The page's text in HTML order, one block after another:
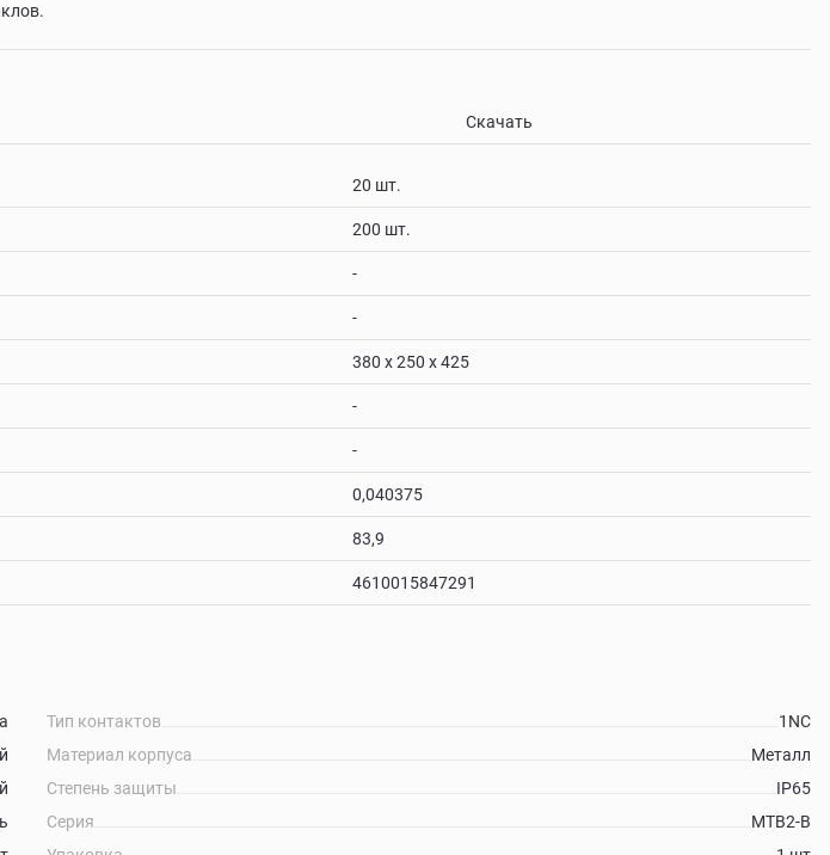
Скачать
20 шт.
200 шт.
-
-
380 х 250 х 425
-
-
0,040375
83,9
4610015847291
Тип контактов
1NC
Материал корпуса
Металл
Степень защиты
IP65
Серия
MTB2-B